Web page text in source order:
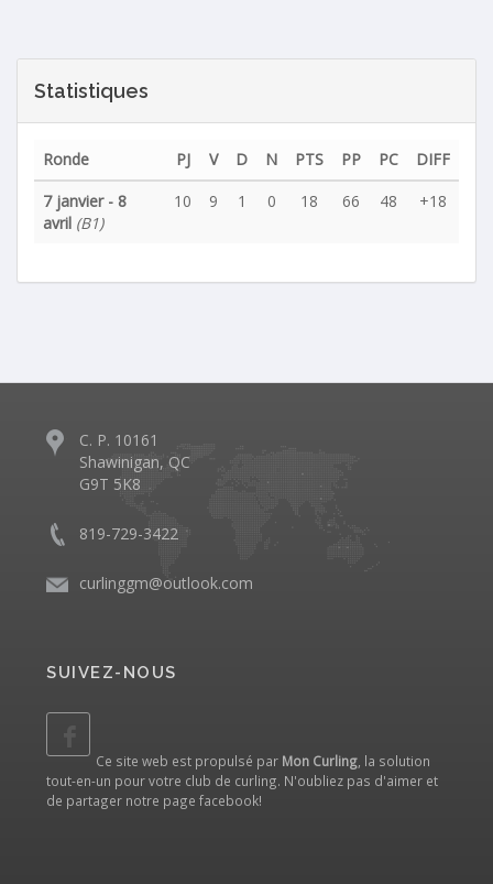
Statistiques
Ronde PJ V D N PTS PP PC
DIFF
7 janvier - 8
avril (B1)
10 9 1 0 18 66 48 +18
C. P. 10161
Shawinigan, QC
G9T 5K8
819-729-3422
curlinggm@outlook.com
SUIVEZ-NOUS
Ce site web est propulsé par Mon Curling , la solution
tout-en-un pour votre club de curling. N'oubliez pas d'aimer et
de partager notre page facebook!